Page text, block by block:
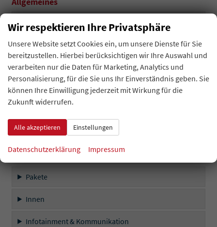
Infotainment & Kommunikation
Sicherheit & Assistenz
Außen
Sonstiges
Serienausstattungen
Pakete
Innen
Infotainment & Kommunikation
Wir respektieren Ihre Privatsphäre
Unsere Website setzt Cookies ein, um unsere Dienste für Sie
bereitzustellen. Hierbei berücksichtigen wir Ihre Auswahl und
verarbeiten nur die Daten für Marketing, Analytics und
Personalisierung, für die Sie uns Ihr Einverständnis geben. Sie
können Ihre Einwilligung jederzeit mit Wirkung für die
Zukunft widerrufen.
Alle akzeptieren Einstellungen
Datenschutzerklärung Impressum